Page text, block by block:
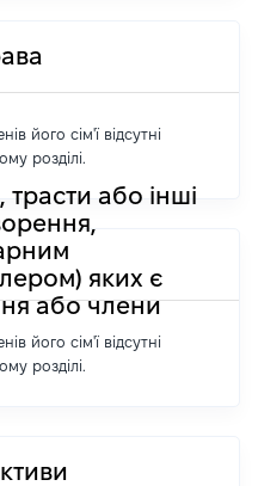
його сім'ї відсутні
розділі.
або інші
яких є
або члени
його сім'ї відсутні
розділі.